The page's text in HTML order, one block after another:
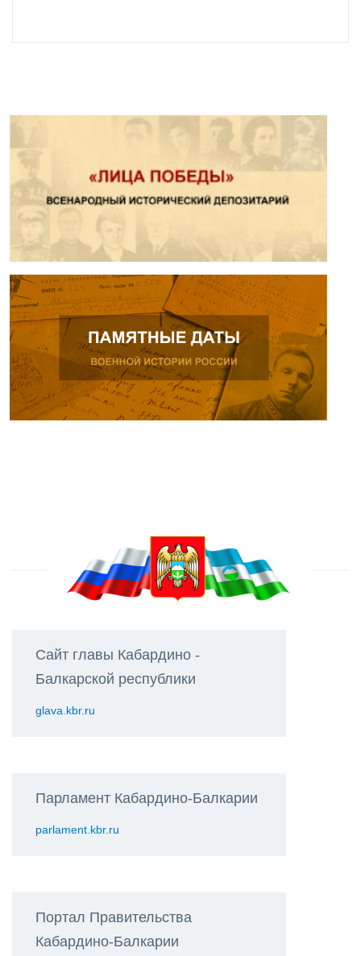
Сайт главы Кабардино -
Балкарской республики
glava.kbr.ru
Парламент Кабардино-Балкарии
parlament.kbr.ru
Портал Правительства
Кабардино-Балкарии